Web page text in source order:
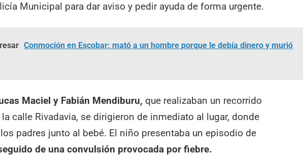
Municipal para dar aviso y pedir ayuda de forma urgente.
Conmoción en Escobar: mató a un hombre porque le debía dinero y murió
Maciel y Fabián Mendiburu, que realizaban un recorrido
calle Rivadavia, se dirigieron de inmediato al lugar, donde
padres junto al bebé. El niño presentaba un episodio de
de una convulsión provocada por fiebre.